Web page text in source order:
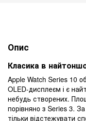
Опис
Класика в
Apple Watch Series 10
OLED-дисплеєм і є
небудь створених.
порівняно з Series 3.
тільки відстежувати